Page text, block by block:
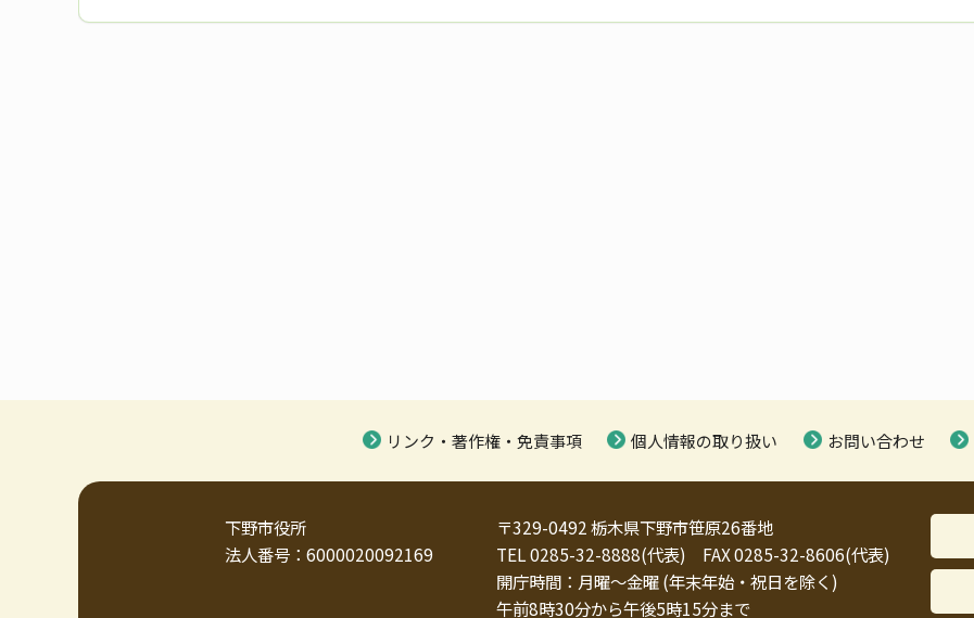
リンク・著作権・免責事項 個人情報の取り扱い お問い合わせ
下野市役所
法人番号：6000020092169
〒329-0492 栃木県下野市笹原26番地
TEL 0285-32-8888(代表) FAX 0285-32-8606(代表)
開庁時間：月曜～金曜 (年末年始・祝日を除く)
午前8時30分から午後5時15分まで